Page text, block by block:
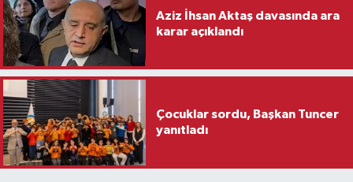
Aziz İhsan Aktaş davasında ara
karar açıklandı
Çocuklar sordu, Başkan Tuncer
yanıtladı